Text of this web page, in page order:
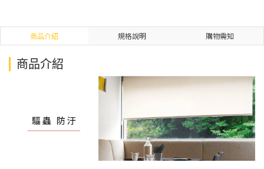
商品介紹 規格說明 購物需知
商品介紹